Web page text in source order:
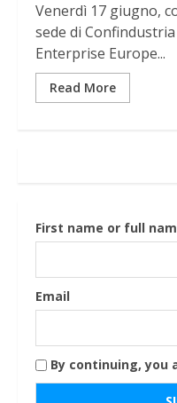
Venerdì 17 giugno,
sede di
Enterprise Europe...
Read More
First name or full
Email
By continuing, you